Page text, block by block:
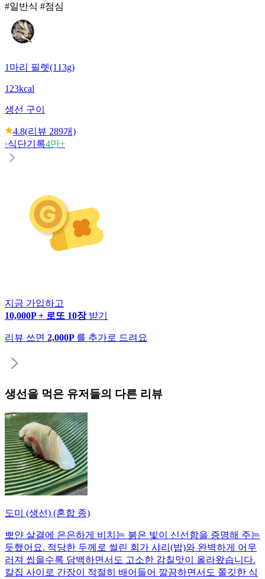
#일반식 #점심
1마리 필렛(113g)
123kcal
생선 구이
4.8(리뷰 289개)
·식단기록4만+
지금 가입하고
10,000P + 로또 10장 받기
리뷰 쓰면 2,000P 를 추가로 드려요
생선을 먹은 유저들의 다른 리뷰
도미 (생선) (혼합 종)
뽀얀 살결에 은은하게 비치는 붉은 빛이 신선함을 증명해 주는
듯했어요. 적당한 두께로 썰린 회가 샤리(밥)와 완벽하게 어우
러져 씹을수록 담백하면서도 고소한 감칠맛이 올라왔습니다.
칼집 사이로 간장이 적절히 배어들어 깔끔하면서도 쫄깃한 식